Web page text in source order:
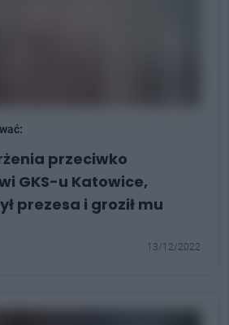
przeciwko
GKS-u Katowice,
prezesa i groził mu
13/12/2022